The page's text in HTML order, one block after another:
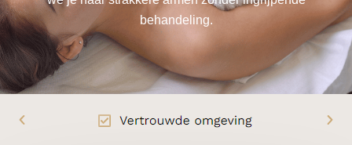
behandeling.